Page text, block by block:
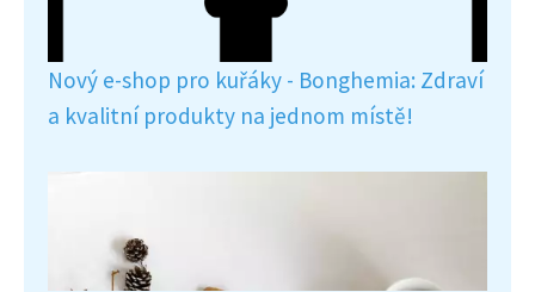
Nový e-shop pro kuřáky - Bonghemia: Zdraví
a kvalitní produkty na jednom místě!